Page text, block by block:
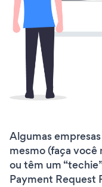
Algumas
mesmo (faça você
ou têm um
Payment Request